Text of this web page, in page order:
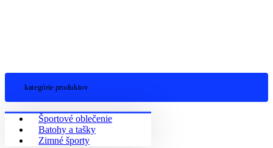
kategórie produktov
Športové oblečenie
Batohy a tašky
Zimné športy